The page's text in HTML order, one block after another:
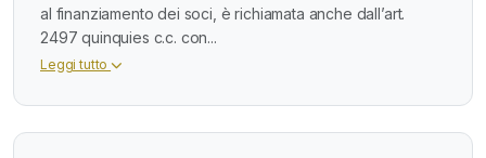
al finanziamento dei soci, è richiamata anche dall’art.
2497 quinquies c.c. con...
Leggi tutto